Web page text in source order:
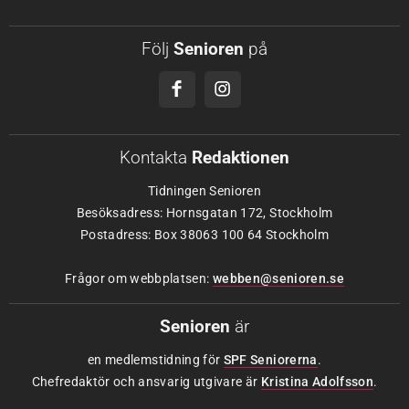
Följ Senioren på
Kontakta Redaktionen
Tidningen Senioren
Besöksadress: Hornsgatan 172, Stockholm
Postadress: Box 38063 100 64 Stockholm
Frågor om webbplatsen: webben@senioren.se
Senioren är
en medlemstidning för SPF Seniorerna.
Chefredaktör och ansvarig utgivare är Kristina Adolfsson.